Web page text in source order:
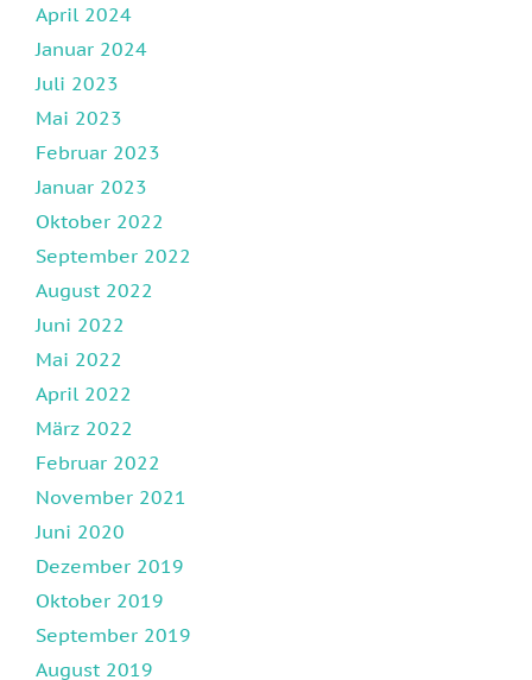
April 2024
Januar 2024
Juli 2023
Mai 2023
Februar 2023
Januar 2023
Oktober 2022
September 2022
August 2022
Juni 2022
Mai 2022
April 2022
März 2022
Februar 2022
November 2021
Juni 2020
Dezember 2019
Oktober 2019
September 2019
August 2019